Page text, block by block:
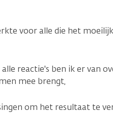
voor alle die het
alle reactie's ben ik er van
mee brengt,
om het resultaat te